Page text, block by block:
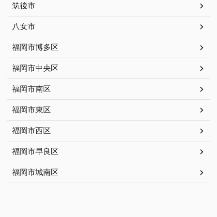
筑後市
八女市
福岡市博多区
福岡市中央区
福岡市南区
福岡市東区
福岡市西区
福岡市早良区
福岡市城南区